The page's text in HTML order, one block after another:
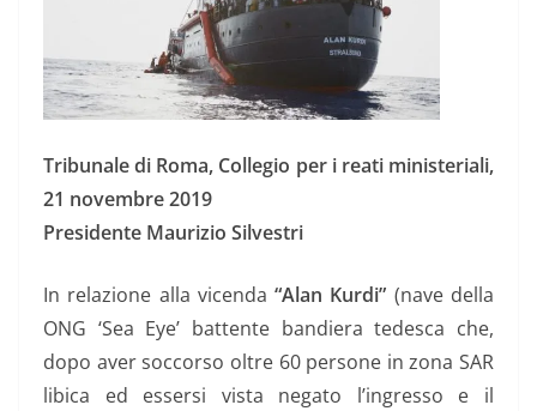
Tribunale di Roma, Collegio per i reati ministeriali,
21 novembre 2019
Presidente Maurizio Silvestri
In relazione alla vicenda“Alan Kurdi” (nave della
ONG ‘Sea Eye’ battente bandiera tedesca che,
dopo aver soccorso oltre 60 persone in zona SAR
libica ed essersi vista negato l’ingresso e il